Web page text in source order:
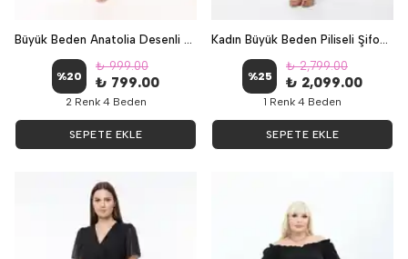
Büyük Beden Anatolia Desenli Cepli Rahat Kalıp Elbise - Bej
%20
₺ 999.00
₺ 799.00
2 Renk 4 Beden
SEPETE EKLE
Kadın Büyük Beden Piliseli Şifon Kollu Abiye Elbise - Siyah
%25
₺ 2,799.00
₺ 2,099.00
1 Renk 4 Beden
SEPETE EKLE